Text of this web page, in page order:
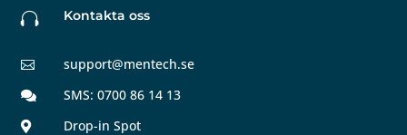
 Kontakta oss
 support@mentech.se
 SMS: 0700 86 14 13
 Drop-in Spot